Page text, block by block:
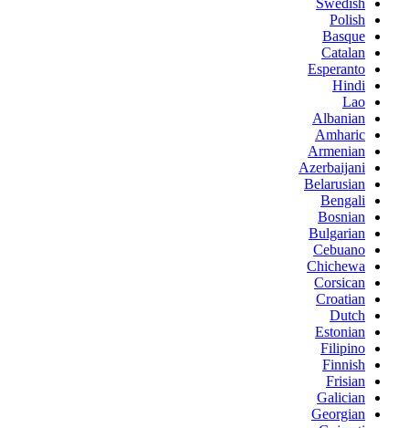
Swedish
Polish
Basque
Catalan
Esperanto
Hindi
Lao
Albanian
Amharic
Armenian
Azerbaijani
Belarusian
Bengali
Bosnian
Bulgarian
Cebuano
Chichewa
Corsican
Croatian
Dutch
Estonian
Filipino
Finnish
Frisian
Galician
Georgian